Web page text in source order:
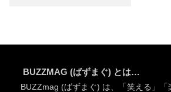
BUZZMAG (ばずまぐ) とは…
BUZZmag (ばずまぐ) は、「笑える」「